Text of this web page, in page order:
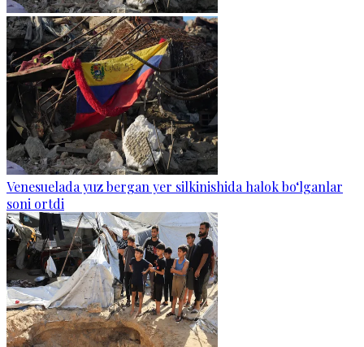
Venesuelada yuz bergan yer silkinishida halok bo‘lganlar
soni ortdi